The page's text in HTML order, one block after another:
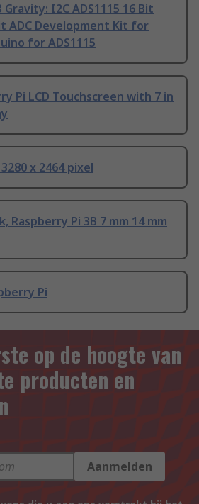
Gravity: I2C ADS1115 16 Bit
ADC Development Kit for
for ADS1115
Pi LCD Touchscreen with 7 in
x 2464 pixel
Raspberry Pi 3B 7 mm 14 mm
Pi
op de hoogte van
producten en
Aanmelden